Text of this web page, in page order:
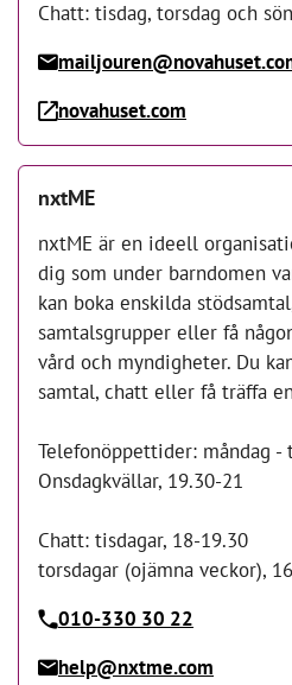
Chatt: tisdag, torsdag och
novahuset.com
nxtME
nxtME är en ideell
dig som under barndomen
kan boka enskilda
samtalsgrupper eller få
vård och myndigheter. Du
samtal, chatt eller få träffa
Telefonöppettider: måndag -
Onsdagkvällar, 19.30-21
Chatt: tisdagar, 18-19.30
torsdagar (ojämna veckor),
010-330 30 22
help@nxtme.com